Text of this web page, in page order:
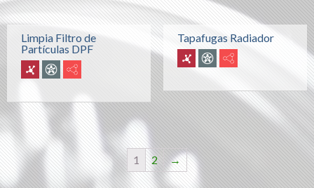
Limpia Filtro de
Partículas DPF
Tapafugas Radiador
1 2 →